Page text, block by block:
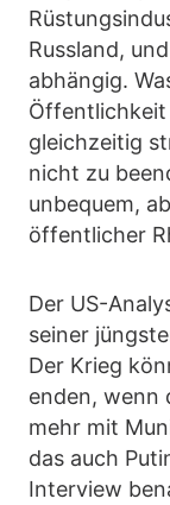
Russland,
abhängig.
Öffentlichkeit
gleichzeitig
nicht zu
unbequem,
öffentlicher
Der US-
seiner
Der Krieg
enden, wenn
mehr mit
das auch
Interview